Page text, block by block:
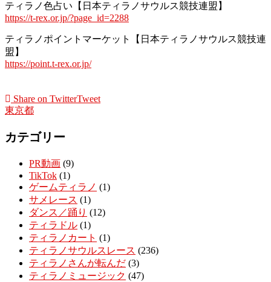
ティラノ色占い【日本ティラノサウルス競技連盟】
https://t-rex.or.jp/?page_id=2288
ティラノポイントマーケット【日本ティラノサウルス競技連
盟】
https://point.t-rex.or.jp/
Share on TwitterTweet
東京都
カテゴリー
PR動画 (9)
TikTok (1)
ゲームティラノ (1)
サメレース (1)
ダンス／踊り (12)
ティラドル (1)
ティラノカート (1)
ティラノサウルスレース (236)
ティラノさんが転んだ (3)
ティラノミュージック (47)